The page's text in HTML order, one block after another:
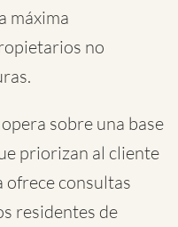
máxima
no
sobre una base
priorizan al cliente
ofrece consultas
residentes de